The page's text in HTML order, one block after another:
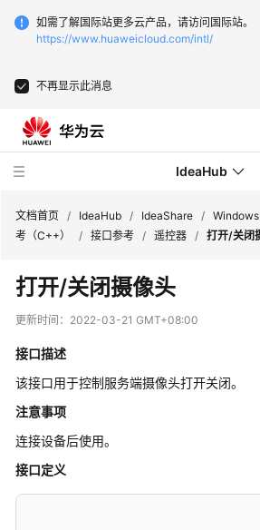
如需了解国际站更多云产品，请访问国际站。
https://www.huaweicloud.com/intl/
不再显示此消息
IdeaHub
品
介
API
参
考
参
考
文档首页 / IdeaHub / IdeaShare /
考（C++）
/ 接口参考 / 遥控器 / 打开/关闭
打开/关闭摄像头
更新时间： 2022-03-21 GMT+08:00
接口描述
该接口用于控制服务端摄像头打开关闭。
注意事项
连接设备后使用。
接口定义